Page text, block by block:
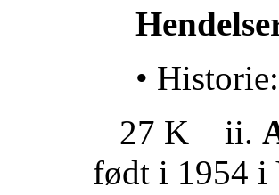
•
27 K ii.
født i 1954 i